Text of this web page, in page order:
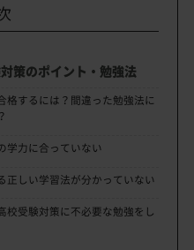
策のポイント・勉強法
格するには？間違った勉強法に
学力に合っていない
正しい学習法が分かっていない
校受験対策に不必要な勉強をし